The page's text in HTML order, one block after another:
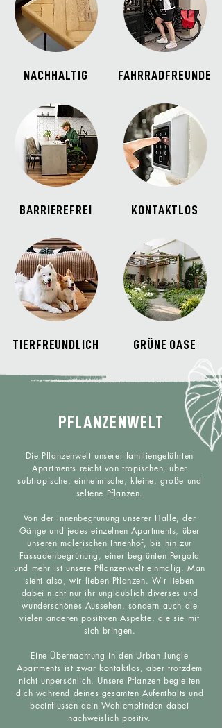
NACHHALTIG
BARRIEREFREI
TIERFREUNDLICH
FAHRRADFREUNDE
KONTAKTLOS
GRÜNE OASE
PFLANZENWELT
Die Pflanzenwelt unserer familiengeführten
Apartments reicht von tropischen, über
subtropische, einheimische, kleine, große und
seltene Pflanzen.
Von der Innenbegrünung unserer Halle, der
Gänge und jedes einzelnen Apartments, über
unseren malerischen Innenhof, bis hin zur
Fassadenbegrünung, einer begrünten Pergola
und mehr ist unsere Pflanzenwelt einmalig. Man
sieht also, wir lieben Pflanzen. Wir lieben
dabei nicht nur ihr unglaublich diverses und
wunderschönes Aussehen, sondern auch die
vielen anderen positiven Aspekte, die sie mit
sich bringen.
Eine Übernachtung in den Urban Jungle
Apartments ist zwar kontaktlos, aber trotzdem
nicht unpersönlich. Unsere Pflanzen begleiten
dich während deines gesamten Aufenthalts und
beeinflussen dein Wohlempfinden dabei
nachweislich positiv.